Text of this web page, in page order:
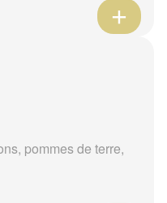
pommes de terre,